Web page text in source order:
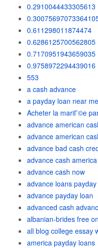
0.2910044433305613
0.611298011874474
0.6286125700562805
0.7170951943659035
0.9758972294439016
553
a cash advance
a payday loan near me
Acheter la mariГ©e
advance american
advance american
advance bad cash
advance cash
advance cash now
advance loans payday
advance payday loan
advanced cash
albanian-brides free
all blog college essay
america payday loans